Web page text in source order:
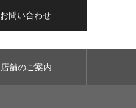
お問い合わせ
店舗のご案内